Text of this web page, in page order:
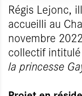
Régis Lejonc,
accueilli au
novembre
collectif intitulé
la princesse